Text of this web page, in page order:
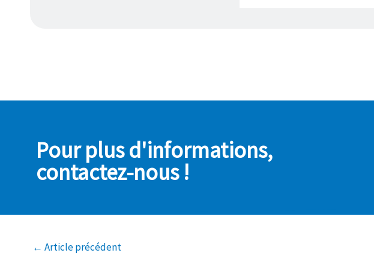
Pour plus d'informations,
contactez-nous !
← Article précédent